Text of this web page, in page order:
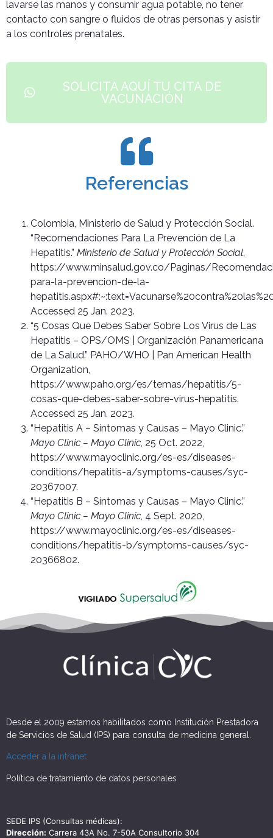
lavarse las manos y consumir agua potable, no tener
contacto con sangre o fluidos de otras personas y asistir
a los controles prenatales.
SOLICITA AQUÍ TU CITA DE
VACUNACIÓN
Referencias
Colombia, Ministerio de Salud y Protección Social.
“Recomendaciones Para La Prevención de La
Hepatitis.” Ministerio de Salud y Protección Social,
https://www.minsalud.gov.co/Paginas/
para-la-prevencion-de-la-
Accessed 25 Jan. 2023.
“5 Cosas Que Debes Saber Sobre Los Virus de Las
Hepatitis – OPS/OMS | Organización Panamericana
de La Salud.” PAHO/WHO | Pan American Health
Organization,
https://www.paho.org/es/temas/hepatitis/5-
cosas-que-debes-saber-sobre-virus-hepatitis.
Accessed 25 Jan. 2023.
“Hepatitis A – Síntomas y Causas – Mayo Clinic.”
Mayo Clinic – Mayo Clinic, 25 Oct. 2022,
https://www.mayoclinic.org/es-es/diseases-
conditions/hepatitis-a/symptoms-causes/syc-
20367007.
“Hepatitis B – Síntomas y Causas – Mayo Clinic.”
Mayo Clinic – Mayo Clinic, 4 Sept. 2020,
https://www.mayoclinic.org/es-es/diseases-
conditions/hepatitis-b/symptoms-causes/syc-
20366802.
Desde el 2009 estamos habilitados como Institución Prestadora
de Servicios de Salud (IPS) para consulta de medicina general.
Acceder a la intranet
Política de tratamiento de datos personales
SEDE IPS (Consultas médicas):
Dirección: Carrera 43A No. 7-50A Consultorio 304